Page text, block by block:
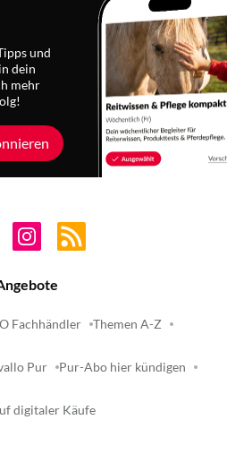
und
dein
mehr
Fachhändler Themen A-Z
Pur Pur-Abo hier kündigen
digitaler Käufe